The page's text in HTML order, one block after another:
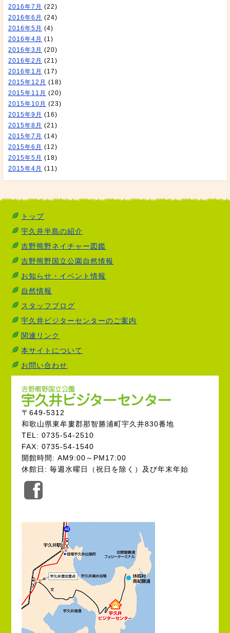
2016年7月 (22)
2016年6月 (24)
2016年5月 (4)
2016年4月 (1)
2016年3月 (20)
2016年2月 (21)
2016年1月 (17)
2015年12月 (18)
2015年11月 (20)
2015年10月 (23)
2015年9月 (16)
2015年8月 (21)
2015年7月 (14)
2015年6月 (12)
2015年5月 (18)
2015年4月 (11)
トップ
宇久井半島の紹介
吉野熊野ネイチャー図鑑
吉野熊野国立公園自然情報
お知らせ・イベント情報
自然情報
スタッフブログ
宇久井ビジターセンターのご案内
関連リンク
本サイトについて
お問い合わせ
〒649-5312
和歌山県東牟婁郡那智勝浦町宇久井830番地
TEL: 0735-54-2510
FAX: 0735-54-1540
開館時間: AM9:00～PM17:00
休館日: 毎週水曜日（祝日を除く）及び年末年始
式
Facebook